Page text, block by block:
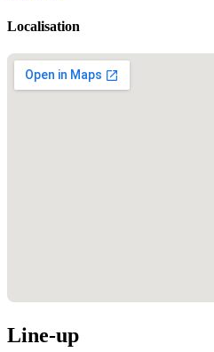
Localisation
Line-up